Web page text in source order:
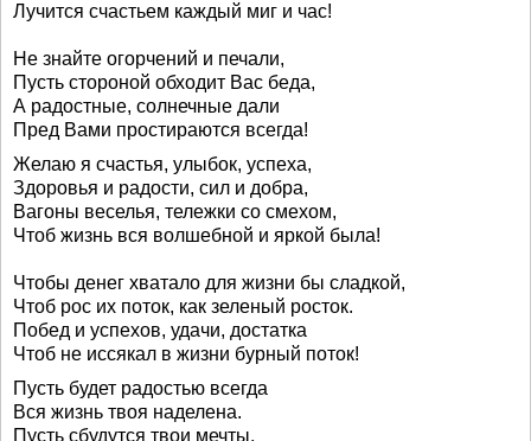
Лучится счастьем каждый миг и час!
Не знайте огорчений и печали,
Пусть стороной обходит Вас беда,
А радостные, солнечные дали
Пред Вами простираются всегда!
Желаю я счастья, улыбок, успеха,
Здоровья и радости, сил и добра,
Вагоны веселья, тележки со смехом,
Чтоб жизнь вся волшебной и яркой была!
Чтобы денег хватало для жизни бы сладкой,
Чтоб рос их поток, как зеленый росток.
Побед и успехов, удачи, достатка
Чтоб не иссякал в жизни бурный поток!
Пусть будет радостью всегда
Вся жизнь твоя наделена.
Пусть сбудутся твои мечты,